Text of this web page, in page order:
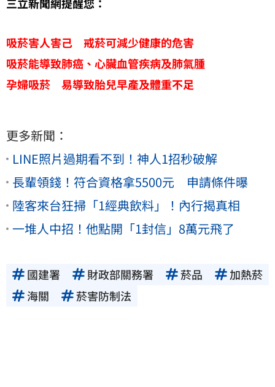
吸菸害人害己 戒菸可減少健康的危害
吸菸能導致肺癌、心臟血管疾病及肺氣腫
孕婦吸菸 易導致胎兒早產及體重不足
更多新聞：
LINE照片過期看不到！神人1招秒破解
長輩領錢！符合資格拿5500元 申請條件曝
陸客來台狂掃「1經典飲料」！內行揭真相
一堆人中招！他點開「1封信」8萬元飛了
國建署 財政部關務署 菸品
加熱菸
海關
菸害防制法